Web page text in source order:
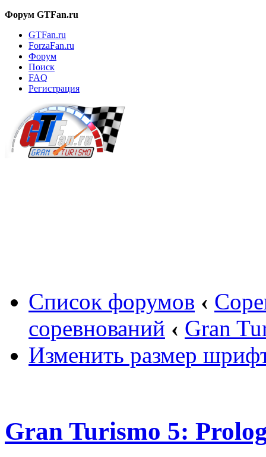
Форум GTFan.ru
GTFan.ru
ForzaFan.ru
Форум
Поиск
FAQ
Регистрация
Список форумов ‹
соревнований ‹ Gran
Изменить размер
Gran Turismo 5: